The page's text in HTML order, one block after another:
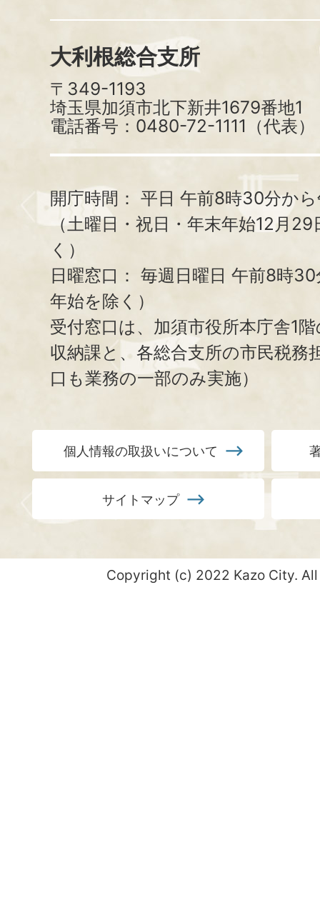
大利根総合支所
〒349-1193
埼玉県加須市北下新井1679番地1
電話番号：0480-72-1111（代表）
開庁時間： 平日 午前8時30分か
（土曜日・祝日・年末年始12月
く）
日曜窓口： 毎週日曜日 午前8時
年始を除く）
受付窓口は、加須市役所本庁舎1
収納課と、 各総合支所の市民税務
口も業務の一部のみ実施）
個人情報の取扱いについて
サイトマップ
Copyright (c) 2022 Kazo City.